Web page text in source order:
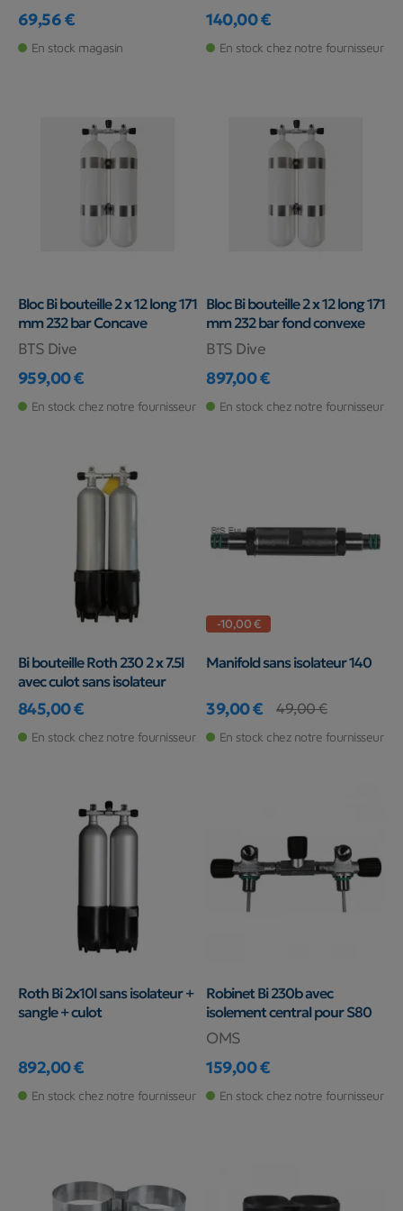
Prix
69,56 €
En stock magasin
Prix
140,00 €
En stock chez notre fournisseur
Bloc Bi bouteille 2 x 12 long 171
mm 232 bar Concave
BTS Dive
Prix
959,00 €
En stock chez notre fournisseur
Bloc Bi bouteille 2 x 12 long 171
mm 232 bar fond convexe
BTS Dive
Prix
897,00 €
En stock chez notre fournisseur
Bi bouteille Roth 230 2 x 7.5l
avec culot sans isolateur
Prix
845,00 €
En stock chez notre fournisseur
-10,00 €
Manifold sans isolateur 140
Prix
39,00 €
Prix de base
49,00 €
En stock chez notre fournisseur
Roth Bi 2x10l sans isolateur +
sangle + culot
Prix
892,00 €
En stock chez notre fournisseur
Robinet Bi 230b avec
isolement central pour S80
OMS
Prix
159,00 €
En stock chez notre fournisseur